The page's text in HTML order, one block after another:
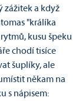
zážitek a když
"králíka
kusu špeku
chodí tisíce
šuplíky, ale
někam na
s nápisem: